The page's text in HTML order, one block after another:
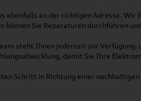
ebenfalls an der richtigen Adresse.
Sie Reparaturen durchführen
steht Ihnen jederzeit zur Verfügung,
damit Sie Ihre
Schritt in Richtung einer